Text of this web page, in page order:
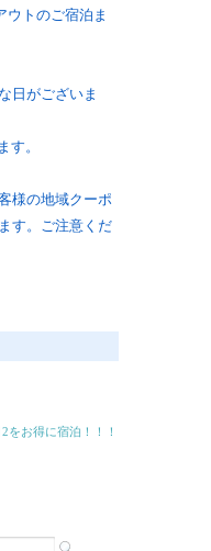
ウトのご宿泊ま
日がございま
す。
様の地域クーポ
す。ご注意くだ
をお得に宿泊！！！